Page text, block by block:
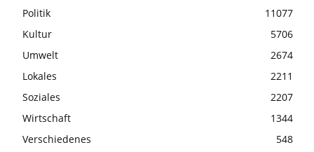
Politik
11077
Kultur
5706
Umwelt
2674
Lokales
2211
Soziales
2207
Wirtschaft
1344
Verschiedenes
548